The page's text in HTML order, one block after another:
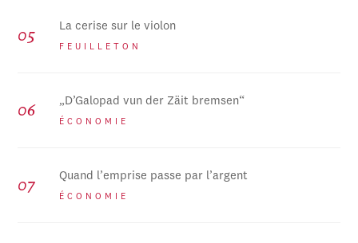
La cerise sur le violon
FEUILLETON
„D’Galopad vun der Zäit bremsen“
ÉCONOMIE
Quand l’emprise passe par l’argent
ÉCONOMIE